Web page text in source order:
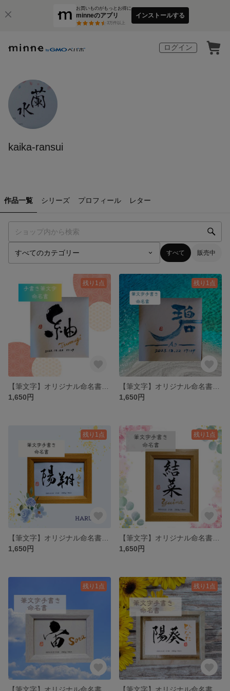
お買いものがもっとお得に
minneのアプリ
3万件以上
インストールする
ログイン
kaika-ransui
作品一覧 シリーズ プロフィール レター
すべて 販売中
残り1点
1,650円
残り1点
1,650円
残り1点
1,650円
残り1点
1,650円
残り1点 残り1点